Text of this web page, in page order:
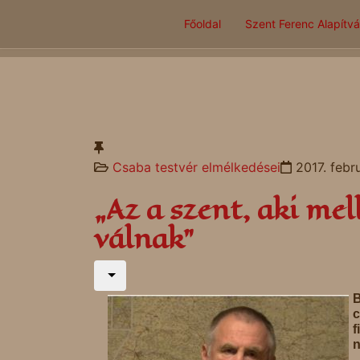
Főoldal Szent Ferenc
Csaba testvér elmélkedései 2017.
„Az a szent, aki
válnak"